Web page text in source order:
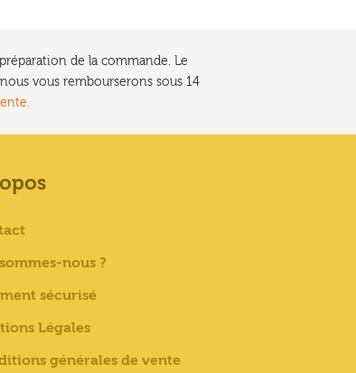
de la commande. Le
vous rembourserons sous 14
nous ?
sécurisé
Légales
générales de vente